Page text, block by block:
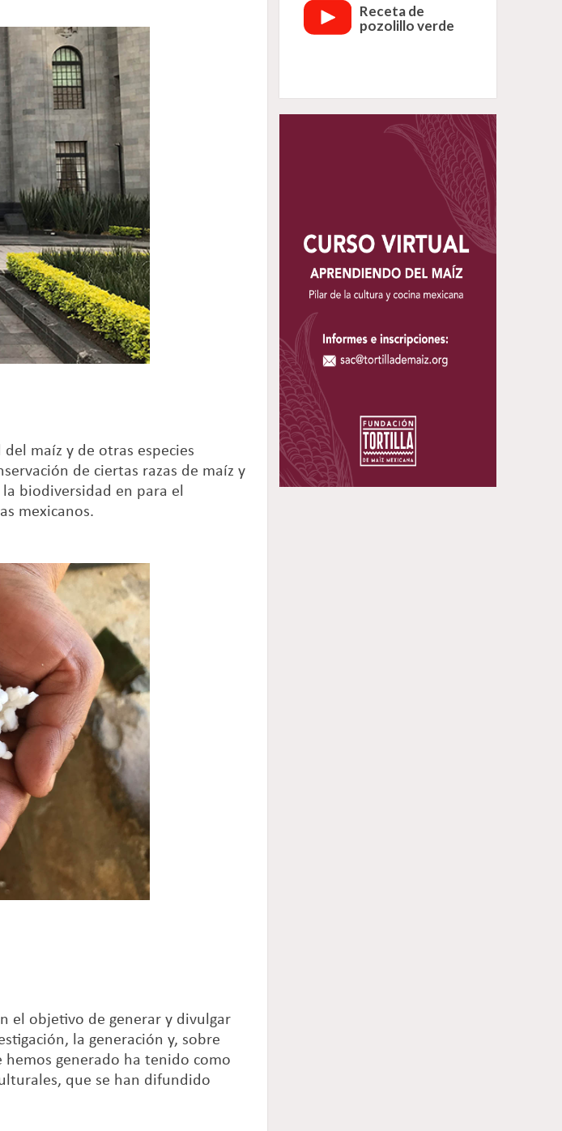
Receta de
pozolillo verde
maíz y de otras especies
de ciertas razas de maíz y
biodiversidad en para el
mexicanos.
el objetivo de generar y divulgar
la generación y, sobre
generado ha tenido como
que se han difundido